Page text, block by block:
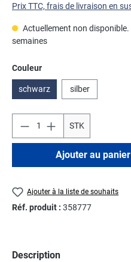
Prix TTC, frais de livraison en
Actuellement non disponible.
semaines
Sélectionnez
Couleur
schwarz silber
STK
Ajouter au panier
Ajouter à la liste de souhaits
Réf. produit : 358777
Description